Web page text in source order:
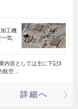
工機
一気
内容としては主に下記3
航空…
詳細へ